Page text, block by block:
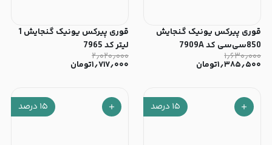
قوری پیرکس یونیک گنجایش
850سی‌سی کد 7909A
۱٫۶۳۰٫۰۰۰
۱٫۳۸۵٫۵۰۰تومان
قوری پیرکس یونیک گنجایش 1
لیتر کد 7965
۲٫۰۲۰٫۰۰۰
۱٫۷۱۷٫۰۰۰تومان
۱۵ درصد ۱۵ درصد